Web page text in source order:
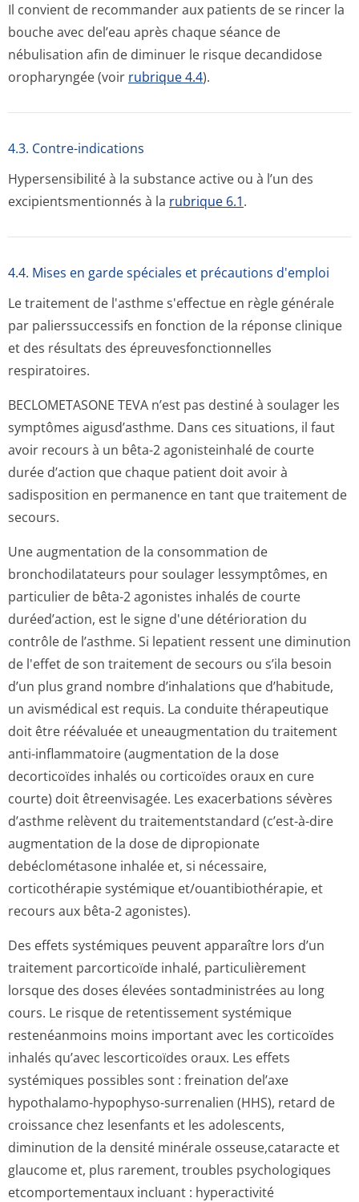
Il convient de recommander aux patients de se rincer la
bouche avec del’eau après chaque séance de
nébulisation afin de diminuer le risque decandidose
oropharyngée (voir rubrique 4.4).
4.3. Contre-indications
Hypersensibilité à la substance active ou à l’un des
excipientsmen­tionnés à la rubrique 6.1.
4.4. Mises en garde spéciales et précautions d'emploi
Le traitement de l'asthme s'effectue en règle générale
par palierssuccessifs en fonction de la réponse clinique
et des résultats des épreuvesfoncti­onnelles
respiratoires.
BECLOMETASONE TEVA n’est pas destiné à soulager les
symptômes aigusd’asthme. Dans ces situations, il faut
avoir recours à un bêta-2 agonisteinhalé de courte
durée d’action que chaque patient doit avoir à
sadisposition en permanence en tant que traitement de
secours.
Une augmentation de la consommation de
bronchodilatateurs pour soulager lessymptômes, en
particulier de bêta-2 agonistes inhalés de courte
duréed’action, est le signe d'une détérioration du
contrôle de l’asthme. Si lepatient ressent une diminution
de l'effet de son traitement de secours ou s’ila besoin
d’un plus grand nombre d’inhalations que d’habitude,
un avismédical est requis. La conduite thérapeutique
doit être réévaluée et uneaugmentation du traitement
anti-inflammatoire (augmentation de la dose
decorticoïdes inhalés ou corticoïdes oraux en cure
courte) doit êtreenvisagée. Les exacerbations sévères
d’asthme relèvent du traitementstandard (c’est-à-dire
augmentation de la dose de dipropionate
debéclométasone inhalée et, si nécessaire,
corticothérapie systémique et/ouantibiot­hérapie, et
recours aux bêta-2 agonistes).
Des effets systémiques peuvent apparaître lors d’un
traitement parcorticoïde inhalé, particulièrement
lorsque des doses élevées sontadministrées au long
cours. Le risque de retentissement systémique
restenéanmoins moins important avec les corticoïdes
inhalés qu’avec lescorticoïdes oraux. Les effets
systémiques possibles sont : freination del’axe
hypothalamo-hypophyso-surrenalien (HHS), retard de
croissance chez lesenfants et les adolescents,
diminution de la densité minérale osseuse,cataracte et
glaucome et, plus rarement, troubles psychologiques
etcomportementaux incluant : hyperactivité